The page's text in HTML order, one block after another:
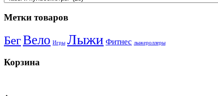
Метки товаров
БегВело Игры Лыжи Фитнес лыжероллеры
Корзина